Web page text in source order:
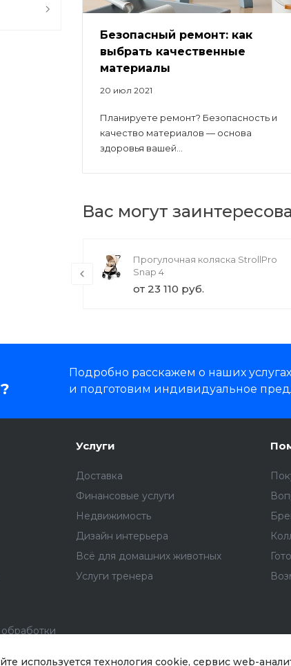
используется технология cookie, сервис web-
Безопасный ремонт: как
выбрать качественные
материалы
20 июл 2021
Планируете ремонт? Безопасность и
качество материалов — основа
здоровья вашей...
Вас могут
Прогулочная коляска StrollPro
Snap 4
от 23 110 руб.
Подробно расскажем о наших
и подготовим индивидуальное
Услуги
Доставка
Финансовые услуги
Недвижимость
Дизайн интерьера
Всё для домашних животных
Услуги тренера